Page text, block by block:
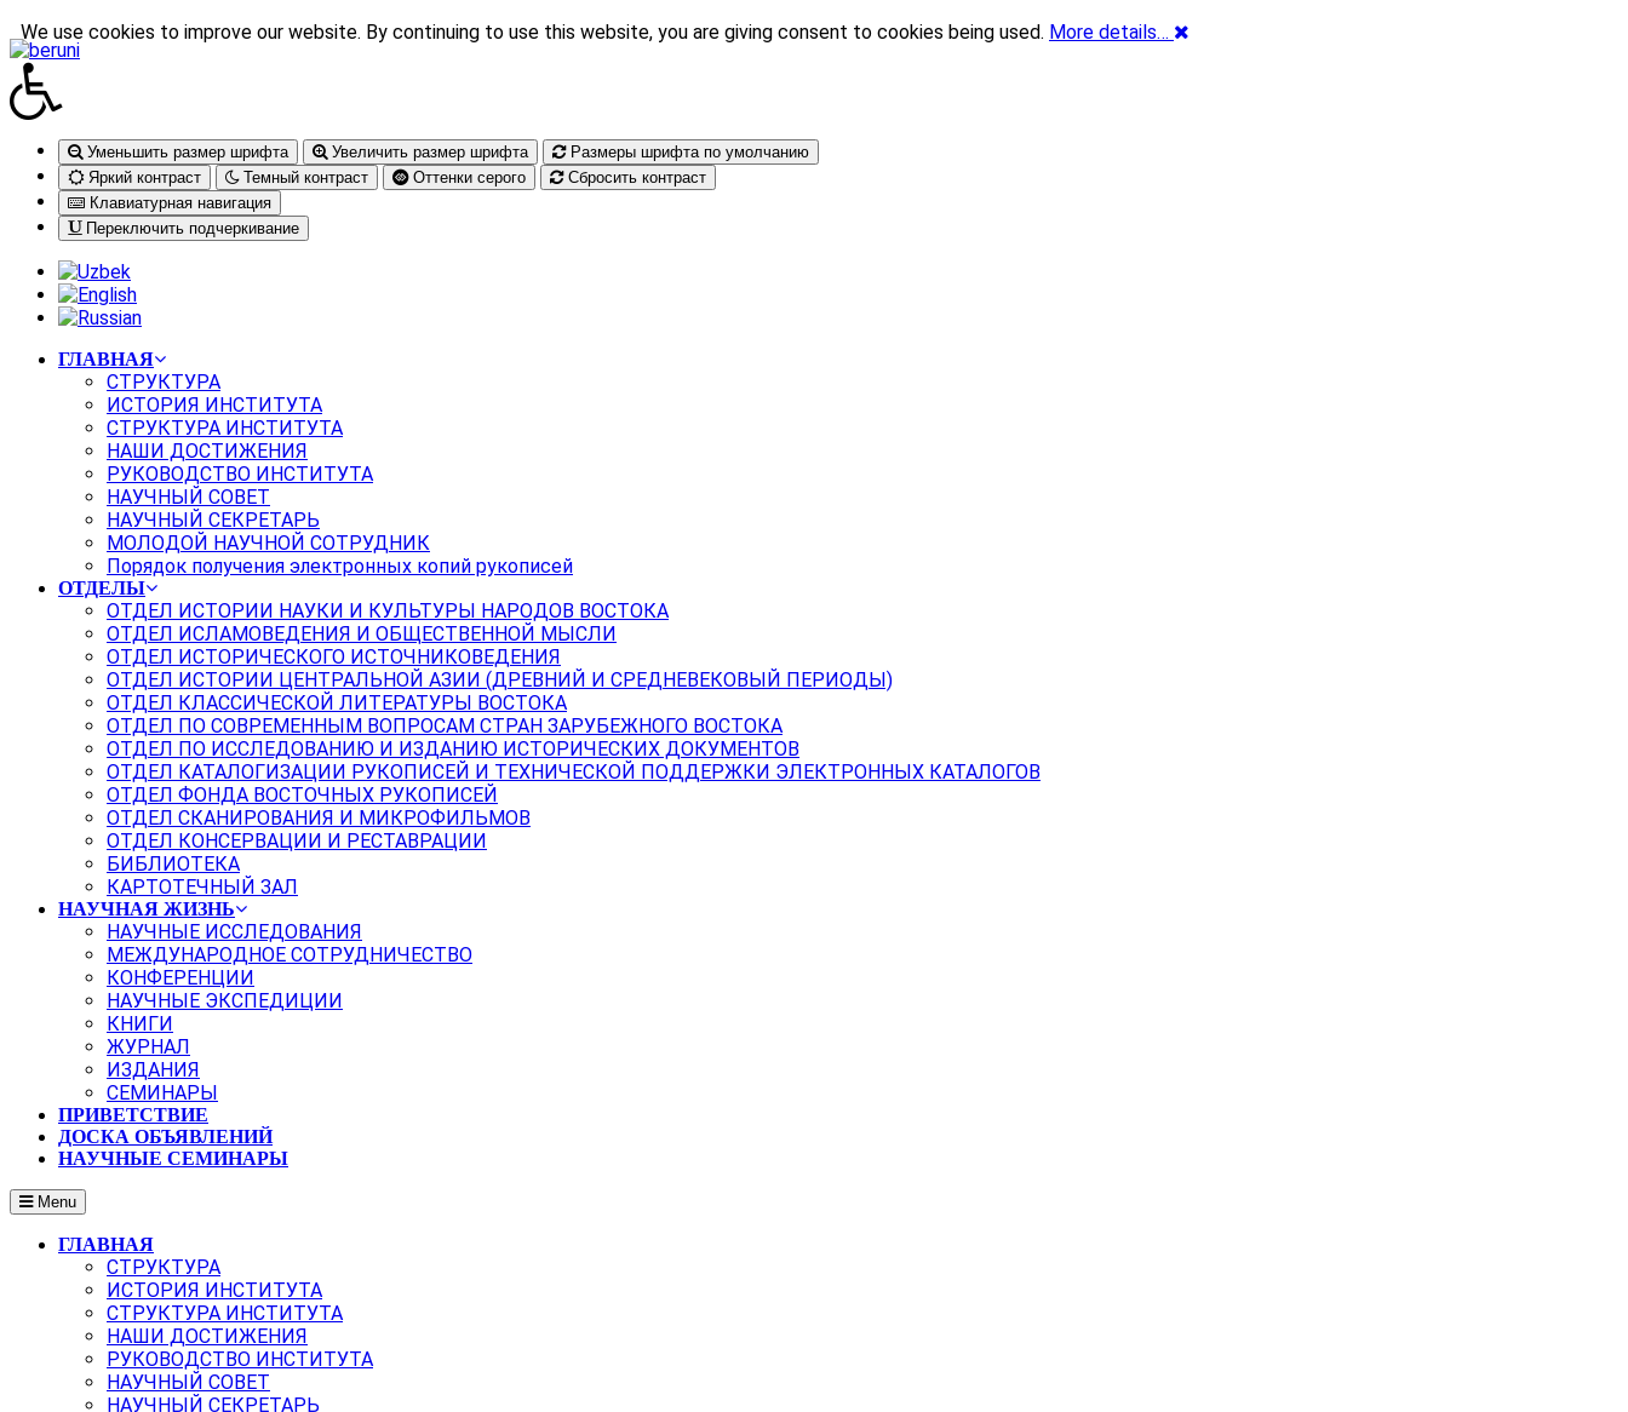
Уменьшить размер шрифта Увеличить размер шрифта
Размеры шрифта по умолчанию
Яркий контраст
Темный контраст Оттенки серого
Сбросить контраст
Клавиатурная навигация
Переключить подчеркивание
ГЛАВНАЯ
СТРУКТУРА
ИСТОРИЯ ИНСТИТУТА
СТРУКТУРА ИНСТИТУТА
НАШИ ДОСТИЖЕНИЯ
РУКОВОДСТВО ИНСТИТУТА
НАУЧНЫЙ СОВЕТ
НАУЧНЫЙ СЕКРЕТАРЬ
МОЛОДОЙ НАУЧНОЙ СОТРУДНИК
Порядок получения электронных копий рукописей
ОТДЕЛЫ
ОТДЕЛ ИСТОРИИ НАУКИ И КУЛЬТУРЫ НАРОДОВ ВОСТОКА
ОТДЕЛ ИСЛАМОВЕДЕНИЯ И ОБЩЕСТВЕННОЙ МЫСЛИ
ОТДЕЛ ИСТОРИЧЕСКОГО ИСТОЧНИКОВЕДЕНИЯ
ОТДЕЛ ИСТОРИИ ЦЕНТРАЛЬНОЙ АЗИИ (ДРЕВНИЙ И СРЕДНЕВЕКОВЫЙ ПЕРИОДЫ)
ОТДЕЛ КЛАССИЧЕСКОЙ ЛИТЕРАТУРЫ ВОСТОКА
ОТДЕЛ ПО СОВРЕМЕННЫМ ВОПРОСАМ СТРАН ЗАРУБЕЖНОГО ВОСТОКА
ОТДЕЛ ПО ИССЛЕДОВАНИЮ И ИЗДАНИЮ ИСТОРИЧЕСКИХ ДОКУМЕНТОВ
ОТДЕЛ КАТАЛОГИЗАЦИИ РУКОПИСЕЙ И ТЕХНИЧЕСКОЙ ПОДДЕРЖКИ ЭЛЕКТРОННЫХ КАТАЛОГОВ
ОТДЕЛ ФОНДА ВОСТОЧНЫХ РУКОПИСЕЙ
ОТДЕЛ СКАНИРОВАНИЯ И МИКРОФИЛЬМОВ
ОТДЕЛ КОНСЕРВАЦИИ И РЕСТАВРАЦИИ
БИБЛИОТЕКА
КАРТОТЕЧНЫЙ ЗАЛ
НАУЧНАЯ ЖИЗНЬ
НАУЧНЫЕ ИССЛЕДОВАНИЯ
МЕЖДУНАРОДНОЕ СОТРУДНИЧЕСТВО
КОНФЕРЕНЦИИ
НАУЧНЫЕ ЭКСПЕДИЦИИ
КНИГИ
ЖУРНАЛ
ИЗДАНИЯ
СЕМИНАРЫ
ПРИВЕТСТВИЕ
ДОСКА ОБЪЯВЛЕНИЙ
НАУЧНЫЕ СЕМИНАРЫ
Menu
ГЛАВНАЯ
СТРУКТУРА
ИСТОРИЯ ИНСТИТУТА
СТРУКТУРА ИНСТИТУТА
НАШИ ДОСТИЖЕНИЯ
РУКОВОДСТВО ИНСТИТУТА
НАУЧНЫЙ СОВЕТ
НАУЧНЫЙ СЕКРЕТАРЬ
We use cookies to improve our website. By continuing to use this website, you are giving consent to cookies being used. More details…